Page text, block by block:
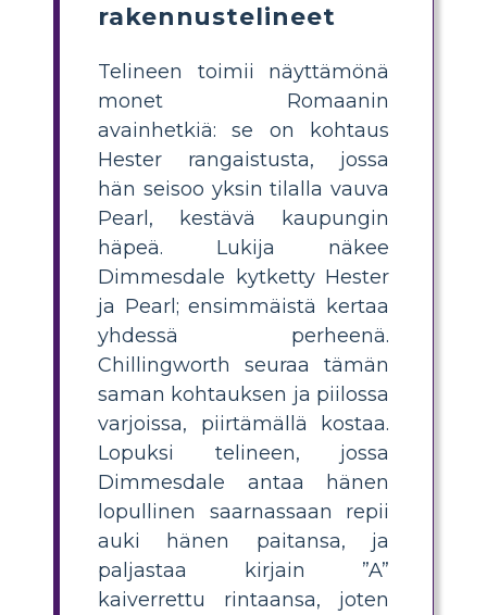
rakennustelineet
Telineen toimii näyttämönä
monet Romaanin
avainhetkiä: se on kohtaus
Hester rangaistusta, jossa
hän seisoo yksin tilalla vauva
Pearl, kestävä kaupungin
häpeä. Lukija näkee
Dimmesdale kytketty Hester
ja Pearl; ensimmäistä kertaa
yhdessä perheenä.
Chillingworth seuraa tämän
saman kohtauksen ja piilossa
varjoissa, piirtämällä kostaa.
Lopuksi telineen, jossa
Dimmesdale antaa hänen
lopullinen saarnassaan repii
auki hänen paitansa, ja
paljastaa kirjain ”A”
kaiverrettu rintaansa, joten